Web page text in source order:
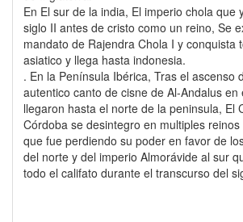
En El sur de la india, El imperio chola que
siglo II antes de cristo como un reino, Se
mandato de Rajendra Chola I y conquista
asiatico y llega hasta indonesia.
. En la Península Ibérica, Tras el ascenso de Almansor,
autentico canto de cisne de Al-Andalus
llegaron hasta el norte de la peninsula, El
Córdoba se desintegro en multiples
que fue perdiendo su poder en favor de
del norte y del imperio Almorávide al sur
todo el califato durante el transcurso del